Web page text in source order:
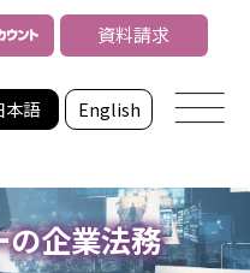
本語 English
資料請求
企業法務